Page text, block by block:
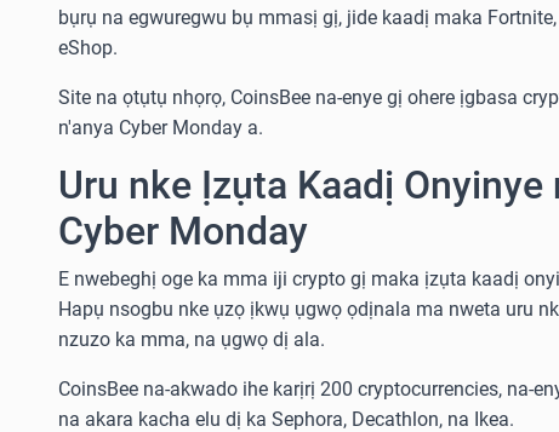
bụrụ na egwuregwu bụ mmasị gị, jide kaadị maka
eShop.
Site na ọtụtụ nhọrọ, CoinsBee na-enye gị ohere ịgbasa
n'anya Cyber Monday a.
Uru nke Ịzụta Kaadị Onyinye
Cyber Monday
E nwebeghị oge ka mma iji crypto gị maka ịzụta kaadị
Hapụ nsogbu nke ụzọ ịkwụ ụgwọ ọdịnala ma nweta uru
nzuzo ka mma, na ụgwọ dị ala.
CoinsBee na-akwado ihe karịrị 200 cryptocurrencies, na-
na akara kacha elu dị ka Sephora, Decathlon, na Ikea.